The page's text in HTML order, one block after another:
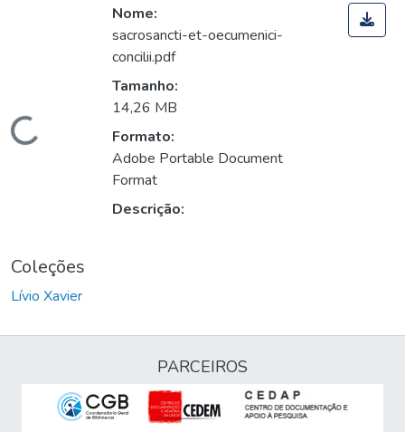
Carregando...
Nome:
sacrosancti-et-oecumenici-
concilii.pdf
Tamanho:
14,26 MB
Formato:
Adobe Portable Document
Format
Descrição:
Coleções
Lívio Xavier
PARCEIROS